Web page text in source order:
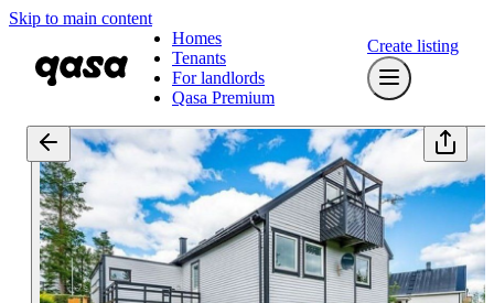
Skip to main content
Homes
Tenants
For landlords
Qasa Premium
Create listing